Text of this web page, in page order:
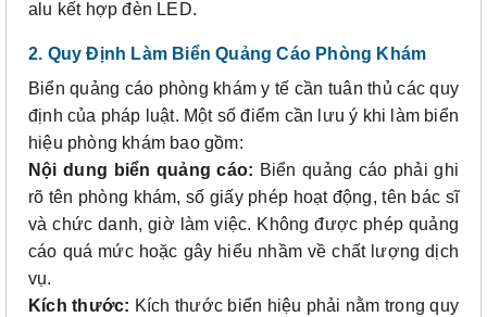
alu kết hợp đèn LED.
2. Quy Định Làm Biển Quảng Cáo Phòng Khám
Biển quảng cáo phòng khám y tế cần tuân thủ các quy
định của pháp luật. Một số điểm cần lưu ý khi làm biển
hiệu phòng khám bao gồm:
Nội dung biển quảng cáo: Biển quảng cáo phải ghi
rõ tên phòng khám, số giấy phép hoạt động, tên bác sĩ
và chức danh, giờ làm việc. Không được phép quảng
cáo quá mức hoặc gây hiểu nhầm về chất lượng dịch
vụ.
Kích thước: Kích thước biển hiệu phải nằm trong quy